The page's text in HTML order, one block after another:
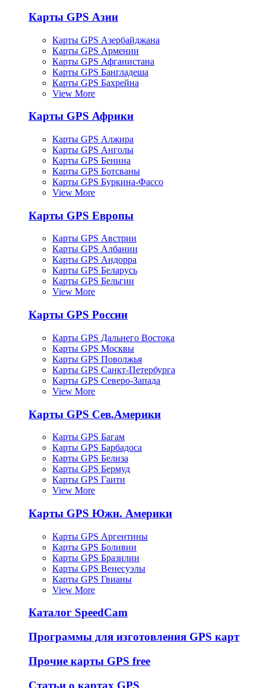
Карты GPS Азии
Карты GPS Азербайджана
Карты GPS Армении
Карты GPS Афганистана
Карты GPS Бангладеша
Карты GPS Бахрейна
View More
Карты GPS Африки
Карты GPS Алжира
Карты GPS Анголы
Карты GPS Бенина
Карты GPS Ботсваны
Карты GPS Буркина-Фассо
View More
Карты GPS Европы
Карты GPS Австрии
Карты GPS Албании
Карты GPS Андорра
Карты GPS Беларусь
Карты GPS Бельгии
View More
Карты GPS России
Карты GPS Дальнего Востока
Карты GPS Москвы
Карты GPS Поволжья
Карты GPS Санкт-Петербурга
Карты GPS Северо-Запада
View More
Карты GPS Сев.Америки
Карты GPS Багам
Карты GPS Барбадоса
Карты GPS Белиза
Карты GPS Бермуд
Карты GPS Гаити
View More
Карты GPS Южн. Америки
Карты GPS Аргентины
Карты GPS Боливии
Карты GPS Бразилии
Карты GPS Венесуэлы
Карты GPS Гвианы
View More
Каталог SpeedCam
Программы для изготовления GPS карт
Прочие карты GPS free
Статьи о картах GPS